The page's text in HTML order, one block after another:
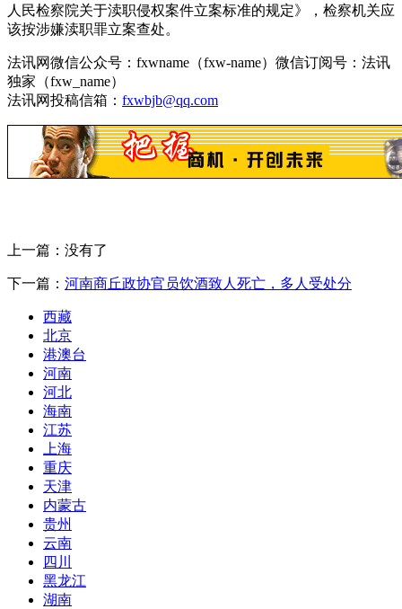
人民检察院关于渎职侵权案件立案标准的规定》，检察机关应
该按涉嫌渎职罪立案查处。
法讯网微信公众号：fxwname（fxw-name）微信订阅号：法讯
独家（fxw_name）
法讯网投稿信箱： fxwbjb@qq.com
上一篇：没有了
下一篇： 河南商丘政协官员饮酒致人死亡，多人受处分
西藏
北京
港澳台
河南
河北
海南
江苏
上海
重庆
天津
内蒙古
贵州
云南
四川
黑龙江
湖南